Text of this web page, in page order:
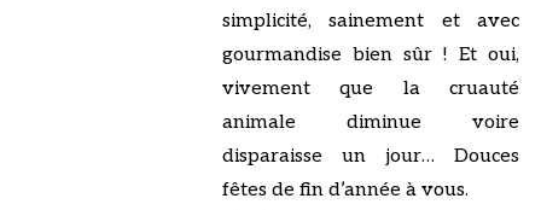
simplicité, sainement et avec
gourmandise bien sûr ! Et oui,
vivement que la cruauté
animale diminue voire
disparaisse un jour… Douces
fêtes de fin d’année à vous.